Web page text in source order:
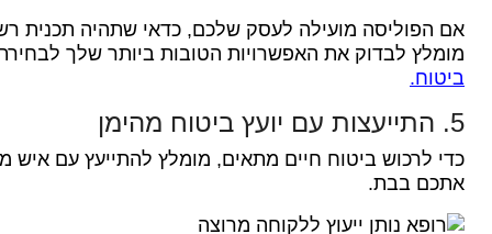
אם הפוליסה מועילה לעסק שלכם, כדאי שתהיה תכנית
מומלץ לבדוק את האפשרויות הטובות ביותר שלך
ביטוח.
5. התייעצות עם יועץ ביטוח מהימן
כדי לרכוש ביטוח חיים מתאים, מומלץ להתייעץ עם איש
אתכם בבת.